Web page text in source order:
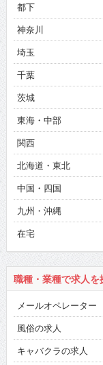
都下
神奈川
埼玉
千葉
茨城
東海・中部
関西
北海道・東北
中国・四国
九州・沖縄
在宅
職種・業種で求人を
メールオペレーター
風俗の求人
キャバクラの求人